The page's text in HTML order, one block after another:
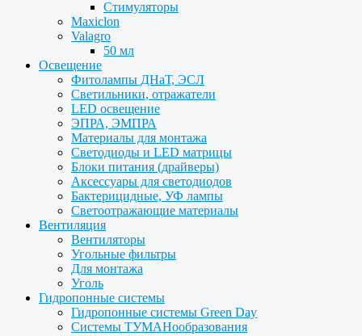
Стимуляторы
Maxiclon
Valagro
50 мл
Освещение
Фитолампы ДНаТ, ЭСЛ
Светильники, отражатели
LED освещение
ЭПРА, ЭМПРА
Материалы для монтажа
Светодиоды и LED матрицы
Блоки питания (драйверы)
Аксессуары для светодиодов
Бактерицидные, УФ лампы
Светоотражающие материалы
Вентиляция
Вентиляторы
Угольные фильтры
Для монтажа
Уголь
Гидропонные системы
Гидропонные системы Green Day
Системы ТУМАНообразования